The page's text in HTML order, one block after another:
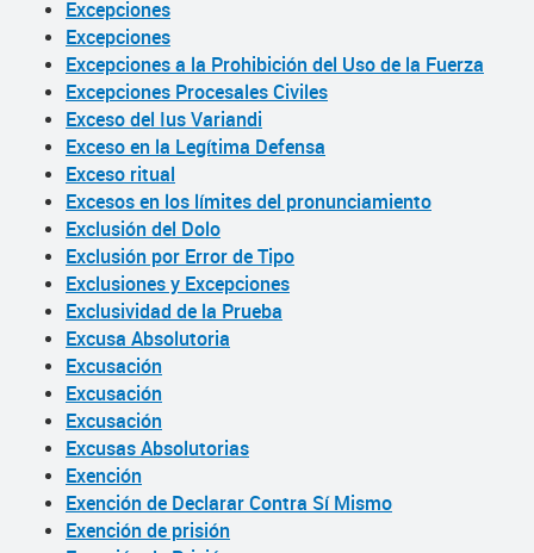
Excepciones
Excepciones
Excepciones a la Prohibición del Uso de la Fuerza
Excepciones Procesales Civiles
Exceso del Ius Variandi
Exceso en la Legítima Defensa
Exceso ritual
Excesos en los límites del pronunciamiento
Exclusión del Dolo
Exclusión por Error de Tipo
Exclusiones y Excepciones
Exclusividad de la Prueba
Excusa Absolutoria
Excusación
Excusación
Excusación
Excusas Absolutorias
Exención
Exención de Declarar Contra Sí Mismo
Exención de prisión